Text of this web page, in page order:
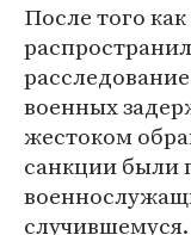
После того
военных
жестоком
санкции были
случившемуся.